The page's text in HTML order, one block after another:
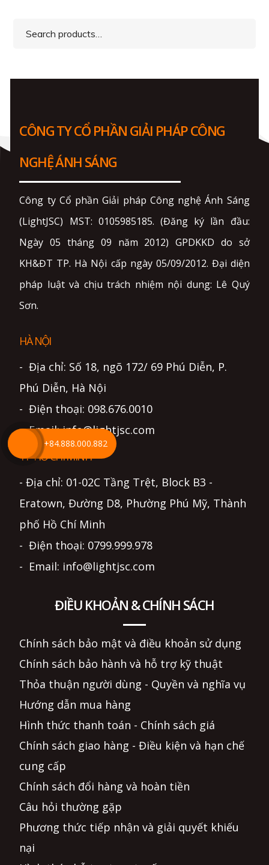
Search
CÔNG TY CỔ PHẦN GIẢI PHÁP CÔNG
NGHỆ ÁNH SÁNG
Công ty Cổ phần Giải pháp Công nghệ Ánh Sáng
(LightJSC) MST: 0105985185. (Đăng ký lần đầu:
Ngày 05 tháng 09 năm 2012) GPDKKD do sở
KH&ĐT TP. Hà Nội cấp ngày 05/09/2012. Đại diện
pháp luật và chịu trách nhiệm nội dung: Lê Quý
Sơn.
HÀ NỘI
- Địa chỉ: Số 18, ngõ 172/ 69 Phú Diễn, P.
Phú Diễn, Hà Nội
- Điện thoại: 098.676.0010
- Email: info@lightjsc.com
TP HỒ CHÍ MINH
- Địa chỉ: 01-02C Tầng Trệt, Block B3 -
Eratown, Đường D8, Phường Phú Mỹ, Thành
phố Hồ Chí Minh
- Điện thoại: 0799.999.978
- Email: info@lightjsc.com
ĐIỀU KHOẢN & CHÍNH SÁCH
Chính sách bảo mật và điều khoản sử dụng
Chính sách bảo hành và hỗ trợ kỹ thuật
Thỏa thuận người dùng - Quyền và nghĩa vụ
Hướng dẫn mua hàng
Hình thức thanh toán - Chính sách giá
Chính sách giao hàng - Điều kiện và hạn chế
cung cấp
Chính sách đổi hàng và hoàn tiền
Câu hỏi thường gặp
Phương thức tiếp nhận và giải quyết khiếu
nại
+84.888.000.882